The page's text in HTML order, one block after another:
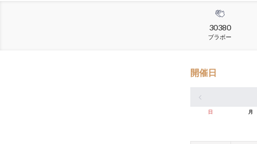
30380
ブラボー
開催日
日 月